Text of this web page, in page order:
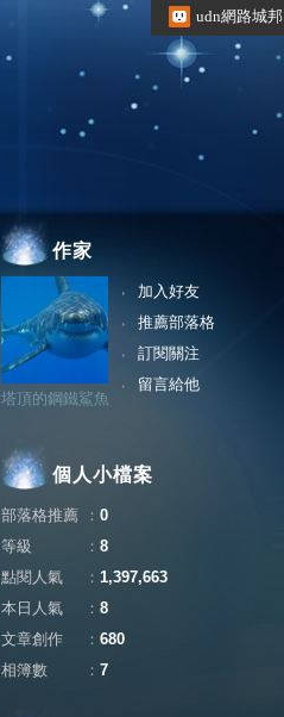
udn網路城邦
作家
加入好友
推薦部落格
訂閱關注
留言給他
塔頂的鋼鐵鯊魚
個人小檔案
部落格推薦 ： 0
等級
： 8
點閱人氣
： 1,397,663
本日人氣
： 8
文章創作
： 680
相簿數
： 7